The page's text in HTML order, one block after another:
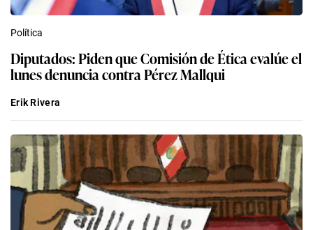
Política
Diputados: Piden que Comisión de Ética evalúe el
lunes denuncia contra Pérez Mallqui
Erik Rivera